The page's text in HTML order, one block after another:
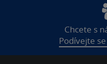
Chcete s
Podívejte